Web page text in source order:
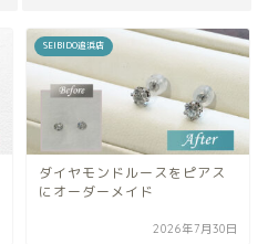
SEIBIDO追浜店
ダイヤモンドルースをピアス
にオーダーメイド
2026年7月30日